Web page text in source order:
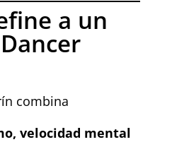
a un
combina
velocidad mental